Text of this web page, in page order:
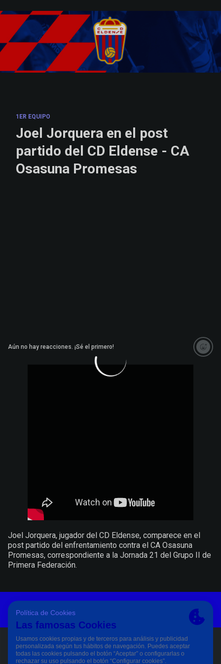
1ER EQUIPO
Joel Jorquera en el post
partido del CD Eldense - CA
Osasuna Promesas
Aún no hay reacciones. ¡Sé el primero!
Joel Jorquera, jugador del CD Eldense, comparece en el
post partido del enfrentamiento contra el CA Osasuna
Promesas, correspondiente a la Jornada 21 del Grupo II de
Primera Federación.